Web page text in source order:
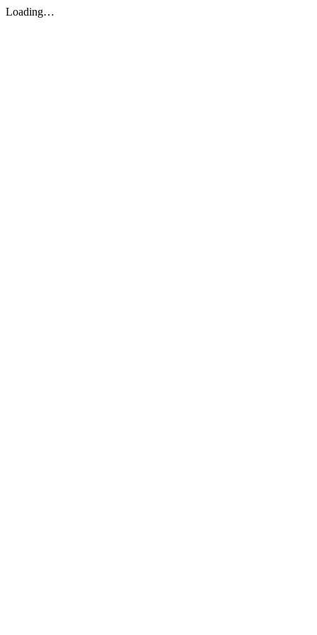
Loading…